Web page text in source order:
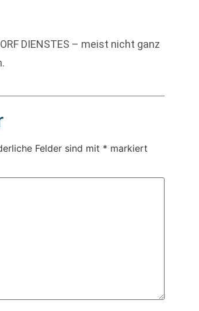
DIENSTES – meist nicht ganz
Felder sind mit * markiert